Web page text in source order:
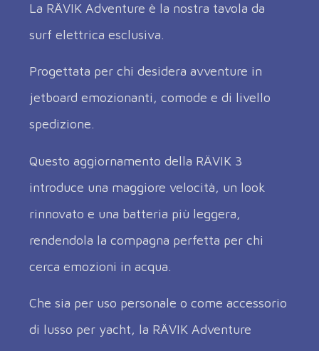
La RÄVIK Adventure è la nostra tavola da
surf elettrica esclusiva.
Progettata per chi desidera avventure in
jetboard emozionanti, comode e di livello
spedizione.
Questo aggiornamento della RÄVIK 3
introduce una maggiore velocità, un look
rinnovato e una batteria più leggera,
rendendola la compagna perfetta per chi
cerca emozioni in acqua.
Che sia per uso personale o come accessorio
di lusso per yacht, la RÄVIK Adventure